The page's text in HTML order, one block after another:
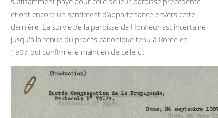
et ont encore un sentiment d’appartenance envers cette
dernière. La survie de la paroisse de Honfleur est incertaine
jusqu'à la tenue du procès canonique tenu à Rome en
1907 qui confirme le maintien de celle-ci.